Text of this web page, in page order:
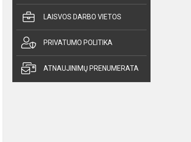
LAISVOS DARBO VIETOS
PRIVATUMO POLITIKA
ATNAUJINIMŲ PRENUMERATA